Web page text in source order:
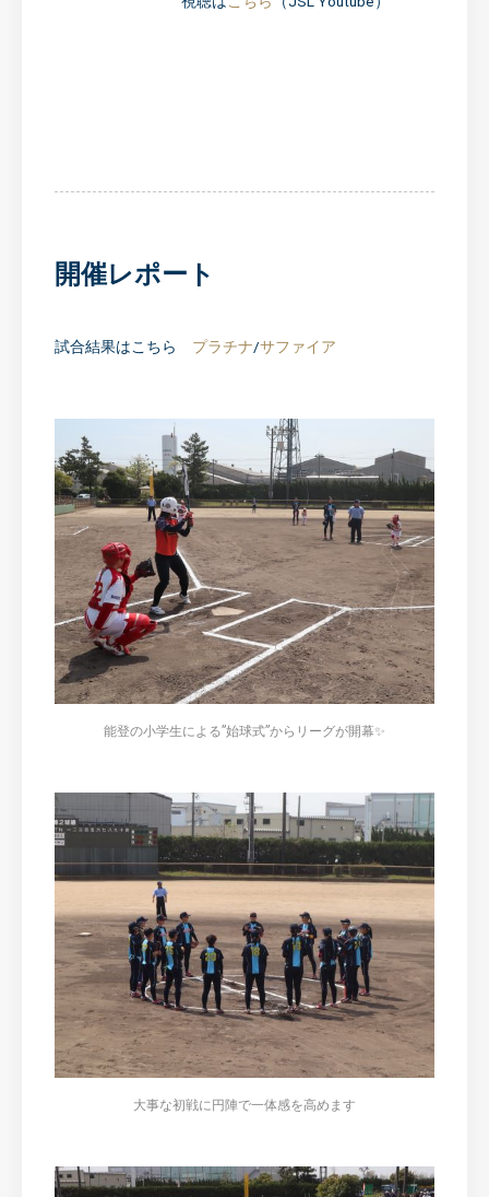
開催レポート
試合結果はこちら プラチナ/サファイア
能登の小学生による”始球式”からリーグが開幕✨
大事な初戦に円陣で一体感を高めます